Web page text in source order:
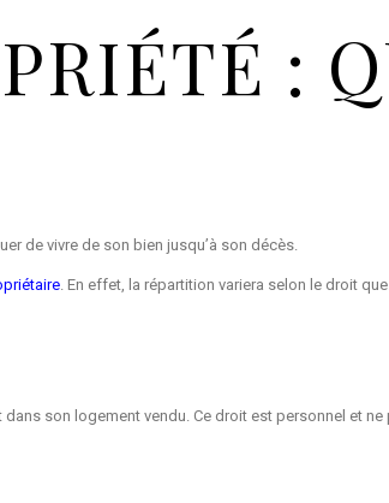
:
de vivre de son bien jusqu’à son décès.
. En effet, la répartition variera selon le droit
dans son logement vendu. Ce droit est personnel et ne